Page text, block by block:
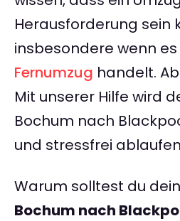
Herausforderung sein
insbesondere wenn
Fernumzug handelt.
Mit unserer Hilfe wird
Bochum nach
und stressfrei
Warum solltest du
Bochum nach